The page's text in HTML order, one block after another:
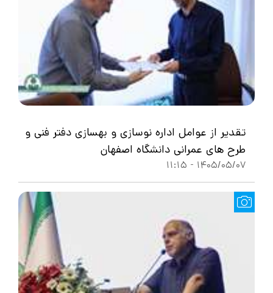
تقدیر از عوامل اداره نوسازی و بهسازی دفتر فنی و
طرح های عمرانی دانشگاه اصفهان
1405/05/07 - 11:15